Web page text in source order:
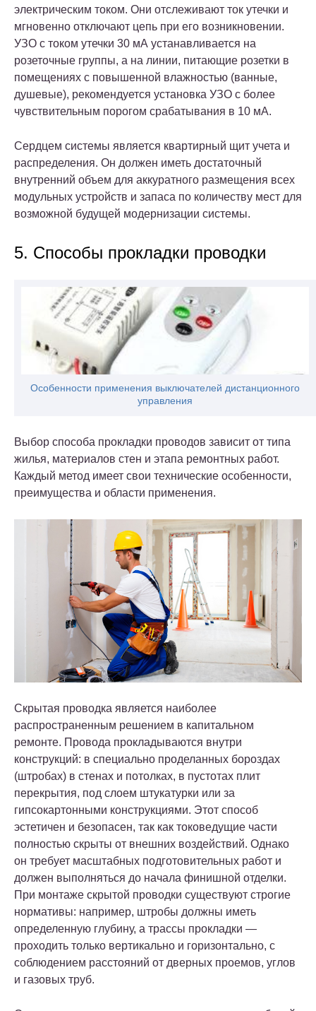
электрическим током. Они отслеживают ток утечки и
мгновенно отключают цепь при его возникновении.
УЗО с током утечки 30 мА устанавливается на
розеточные группы, а на линии, питающие розетки в
помещениях с повышенной влажностью (ванные,
душевые), рекомендуется установка УЗО с более
чувствительным порогом срабатывания в 10 мА.
Сердцем системы является квартирный щит учета и
распределения. Он должен иметь достаточный
внутренний объем для аккуратного размещения всех
модульных устройств и запаса по количеству мест для
возможной будущей модернизации системы.
5. Способы прокладки проводки
Особенности применения выключателей дистанционного
управления
Выбор способа прокладки проводов зависит от типа
жилья, материалов стен и этапа ремонтных работ.
Каждый метод имеет свои технические особенности,
преимущества и области применения.
Скрытая проводка является наиболее
распространенным решением в капитальном
ремонте. Провода прокладываются внутри
конструкций: в специально проделанных бороздах
(штробах) в стенах и потолках, в пустотах плит
перекрытия, под слоем штукатурки или за
гипсокартонными конструкциями. Этот способ
эстетичен и безопасен, так как токоведущие части
полностью скрыты от внешних воздействий. Однако
он требует масштабных подготовительных работ и
должен выполняться до начала финишной отделки.
При монтаже скрытой проводки существуют строгие
нормативы: например, штробы должны иметь
определенную глубину, а трассы прокладки —
проходить только вертикально и горизонтально, с
соблюдением расстояний от дверных проемов, углов
и газовых труб.